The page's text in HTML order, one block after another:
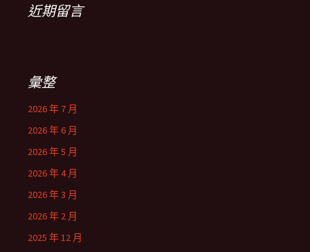
近期留言
彙整
2026 年 7 月
2026 年 6 月
2026 年 5 月
2026 年 4 月
2026 年 3 月
2026 年 2 月
2025 年 12 月